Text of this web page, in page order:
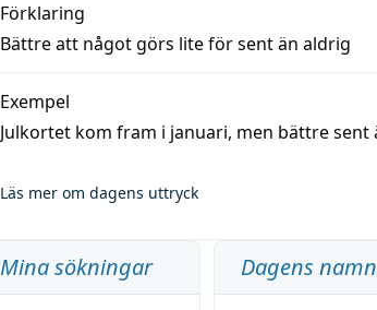
Förklaring
Bättre att något görs lite för sent än aldrig
Exempel
Julkortet kom fram i januari, men bättre sent
Läs mer om dagens uttryck
Mina sökningar Dagens